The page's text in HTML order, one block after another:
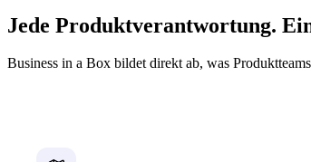
Jede Produktverantwortung.
Business in a Box bildet direkt ab, was